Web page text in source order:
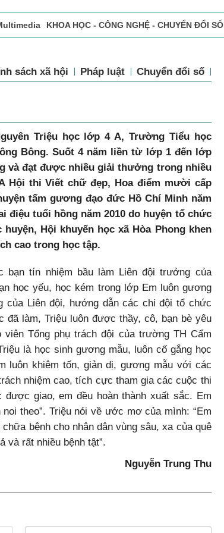
KHOA HỌC - CÔNG NGHỆ - CHUYỂN ĐỔI SỐ
sách xã hội Pháp luật Chuyển đổi số
Triệu học lớp 4 A, Trường Tiểu học
Bông. Suốt 4 năm liền từ lớp 1 đến lớp
và đạt được nhiều giải thưởng trong nhiều
Hội thi Viết chữ đẹp, Hoa điểm mười cấp
tấm gương đạo đức Hồ Chí Minh năm
điệu tuổi hồng năm 2010 do huyện tổ chức
Hội khuyến học xã Hòa Phong khen
cao trong học tập.
bạn tín nhiệm bầu làm Liên đội trưởng của
học yếu, học kém trong lớp Em luôn gương
của Liên đội, hướng dẫn các chi đội tổ chức
đã làm, Triệu luôn được thầy, cô, bạn bè yêu
viên Tổng phụ trách đội của trường TH Cẩm
là học sinh gương mẫu, luôn cố gắng học
luôn khiêm tốn, giản dị, gương mẫu với các
nhiệm cao, tích cực tham gia các cuộc thi
giao, em đều hoàn thành xuất sắc. Em
theo”. Triệu nói về ước mơ của mình: “Em
bệnh cho nhân dân vùng sâu, xa của quê
và rất nhiều bệnh tật”.
Nguyễn Trung Thu